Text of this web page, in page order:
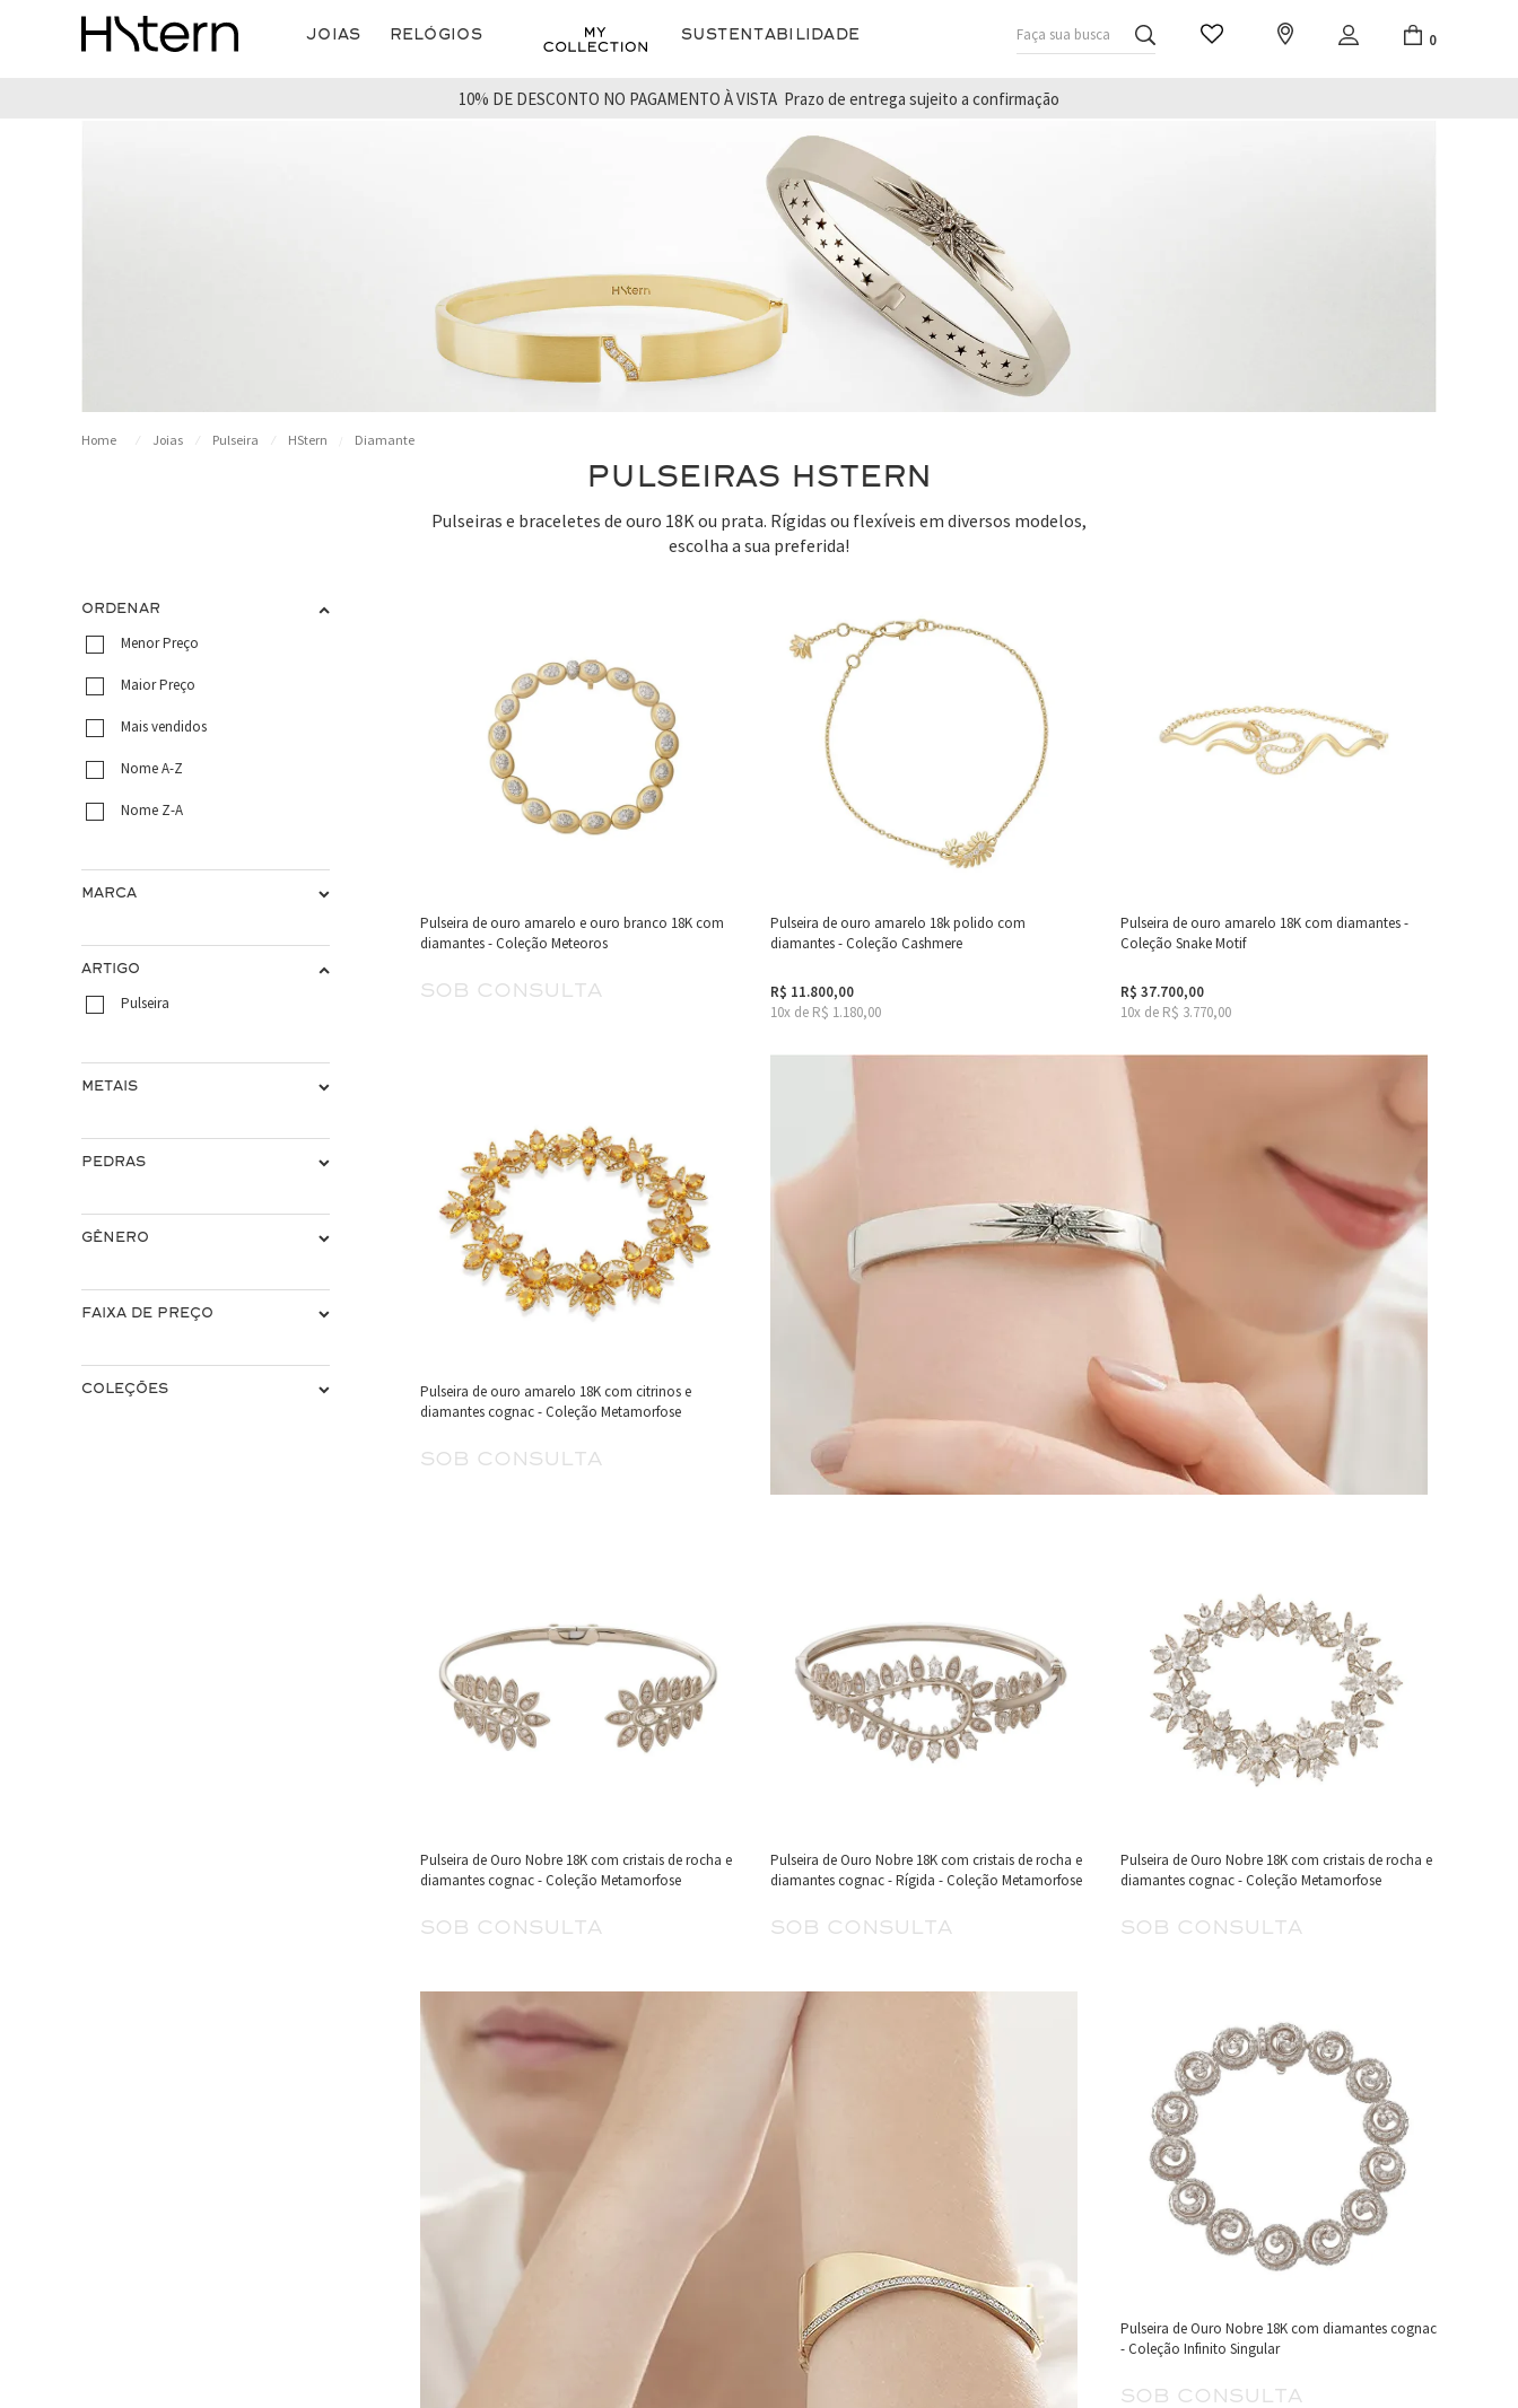
Joias Relógios Sustentabilidade Faça sua busca 0
10% DE DESCONTO NO PAGAMENTO À VISTA Prazo de entrega sujeito a confirmação
Joias Pulseira HStern Diamante
PULSEIRAS HSTERN
Pulseiras e braceletes de ouro 18K ou prata. Rígidas ou flexíveis em diversos modelos,
escolha a sua preferida!
ORDENAR
Menor Preço
Maior Preço
Mais vendidos
Nome A-Z
Nome Z-A
MARCA
ARTIGO
Pulseira
METAIS
PEDRAS
GÊNERO
FAIXA DE PREÇO
COLEÇÕES
Pulseira de ouro amarelo e ouro branco 18K com
diamantes - Coleção Meteoros
sob consulta
Pulseira de ouro amarelo 18k polido com
diamantes - Coleção Cashmere
R$ 11.800,00
10x de R$ 1.180,00
Pulseira de ouro amarelo 18K com diamantes -
Coleção Snake Motif
R$ 37.700,00
10x de R$ 3.770,00
Pulseira de ouro amarelo 18K com citrinos e
diamantes cognac - Coleção Metamorfose
sob consulta
Pulseira de Ouro Nobre 18K com cristais de rocha e
diamantes cognac - Coleção Metamorfose
sob consulta
Pulseira de Ouro Nobre 18K com cristais de rocha e
diamantes cognac - Rígida - Coleção Metamorfose
sob consulta
Pulseira de Ouro Nobre 18K com cristais de rocha e
diamantes cognac - Coleção Metamorfose
sob consulta
Pulseira de Ouro Nobre 18K com diamantes cognac
- Coleção Infinito Singular
sob consulta